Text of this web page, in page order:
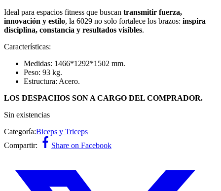
Ideal para espacios fitness que buscan transmitir fuerza,
innovación y estilo, la 6029 no solo fortalece los brazos: inspira
disciplina, constancia y resultados visibles.
Características:
Medidas: 1466*1292*1502 mm.
Peso: 93 kg.
Estructura: Acero.
LOS DESPACHOS SON A CARGO DEL COMPRADOR.
Sin existencias
Categoría:Biceps y Triceps
Compartir:
Share on Facebook